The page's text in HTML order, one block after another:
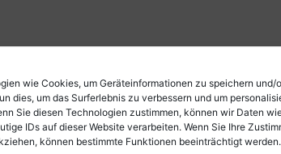
wie Cookies, um Geräteinformationen zu speichern und/
dies, um das Surferlebnis zu verbessern und um
Sie diesen Technologien zustimmen, können wir Daten
IDs auf dieser Website verarbeiten. Wenn Sie Ihre
können bestimmte Funktionen beeinträchtigt werden.